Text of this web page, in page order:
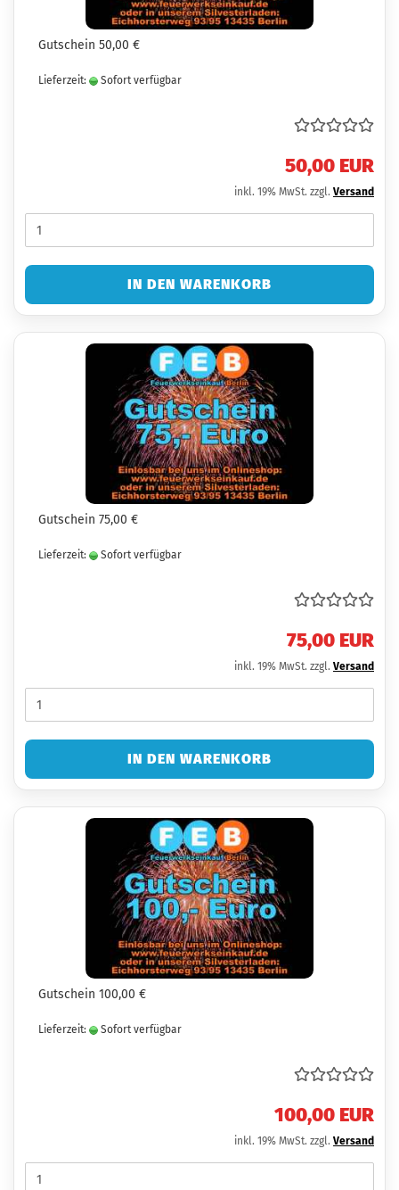
Gutschein 50,00 €
Lieferzeit: Sofort verfügbar
50,00 EUR
inkl. 19% MwSt. zzgl. Versand
IN DEN WARENKORB
Gutschein 75,00 €
Lieferzeit: Sofort verfügbar
75,00 EUR
inkl. 19% MwSt. zzgl. Versand
IN DEN WARENKORB
Gutschein 100,00 €
Lieferzeit: Sofort verfügbar
100,00 EUR
inkl. 19% MwSt. zzgl. Versand